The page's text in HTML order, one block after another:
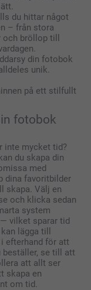
du hittar något
– från stora
bröllop till
din fotobok
unik.
på ett stilfullt
fotobok
inte mycket tid?
du skapa din
med
dina favoritbilder
skapa. Välj en
och klicka sedan
system
vilket sparar tid
lägga till
efterhand för att
beställer, se till att
att allt ser
skapa en
om tid.